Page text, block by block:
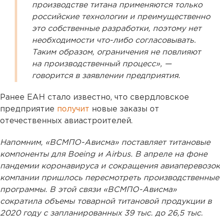
производстве титана применяются только
российские технологии и преимущественно
это собственные разработки, поэтому нет
необходимости что-либо согласовывать.
Таким образом, ограничения не повлияют
на производственный процесс», —
говорится в заявлении предприятия.
Ранее ЕАН стало известно, что свердловское
предприятие получит новые заказы от
отечественных авиастроителей.
Напомним, «ВСМПО-Ависма» поставляет титановые
компоненты для Boeing и Airbus. В апреле на фоне
пандемии коронавируса и сокращения авиаперевозок
компании пришлось пересмотреть производственные
программы. В этой связи «ВСМПО-Ависма»
сократила объемы товарной титановой продукции в
2020 году с запланированных 39 тыс. до 26,5 тыс.